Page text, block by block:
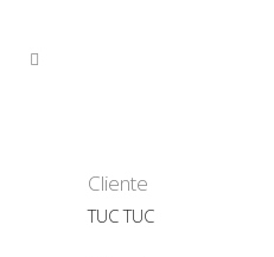
Cliente
TUC TUC